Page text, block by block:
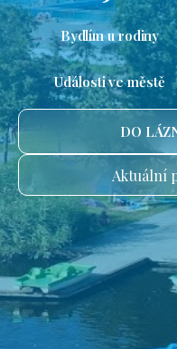
Bydlím u rodiny
Události ve městě
DO
Aktuální